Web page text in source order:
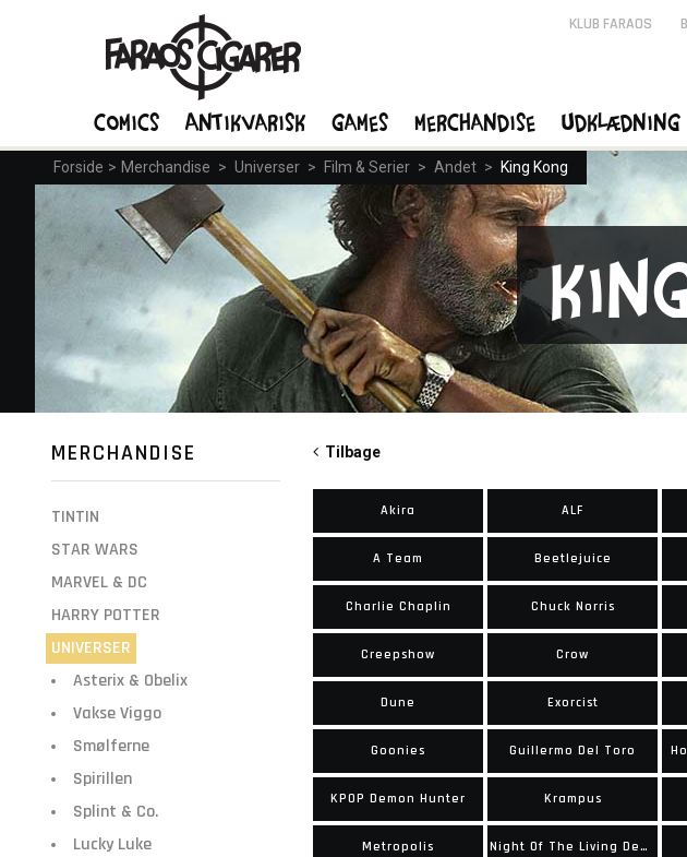
Forside > Merchandise > Universer > Film & Serier > Andet > King Kong
MERCHANDISE
TINTIN
STAR WARS
MARVEL & DC
HARRY POTTER
UNIVERSER
Asterix & Obelix
Vakse Viggo
Smølferne
Spirillen
Splint & Co.
Lucky Luke
Tilbage
Akira ALF
A Team Beetlejuice
Charlie Chaplin Chuck Norris
Creepshow Crow
Dune Exorcist
Goonies Guillermo Del Toro
KPOP Demon Hunter Krampus
Metropolis Night Of The Living Dead
KLUB FARAOS
Comics Antikvarisk Games Merchandise Udklædning